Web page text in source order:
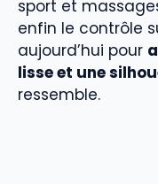
sport et
enfin le contrôle
aujourd’hui pour
lisse et une
ressemble.